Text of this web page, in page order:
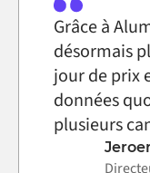
Grâce à
désormais
jour de prix
données
plusieurs